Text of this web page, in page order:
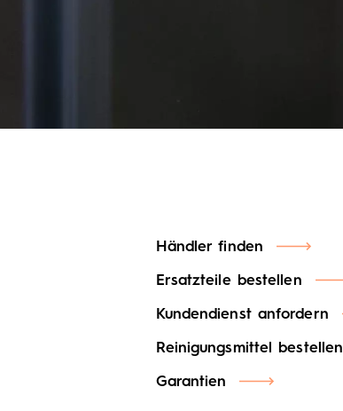
Händler finden
Ersatzteile bestellen
Kundendienst anfordern
Reinigungsmittel bestellen
Garantien